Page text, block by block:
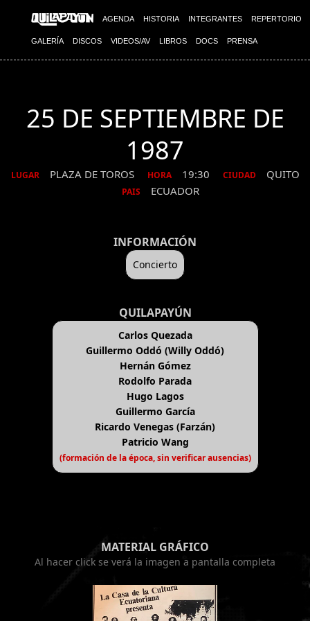
AGENDA HISTORIA INTEGRANTES REPERTORIO
GALERÍA DISCOS VIDEOS/AV LIBROS DOCS PRENSA
25 DE SEPTIEMBRE DE
1987
LUGAR PLAZA DE TOROS HORA 19:30 CIUDAD QUITO
PAIS ECUADOR
INFORMACIÓN
Concierto
QUILAPAYÚN
Carlos Quezada
Guillermo Oddó (Willy Oddó)
Hernán Gómez
Rodolfo Parada
Hugo Lagos
Guillermo García
Ricardo Venegas (Farzán)
Patricio Wang
(formación de la época, sin verificar ausencias)
MATERIAL GRÁFICO
Al hacer click se verá la imagen a pantalla completa